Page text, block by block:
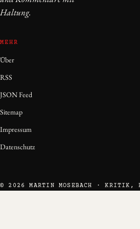
Haltung.
MEHR
Über
RSS
JSON Feed
Sitemap
Impressum
Datenschutz
© 2026 MARTIN MOSEBACH · KRITIK,